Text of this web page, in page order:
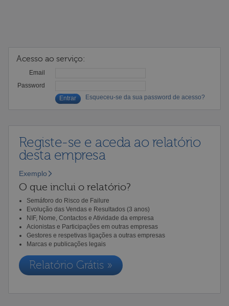
Acesso ao serviço:
Email
Password
Esqueceu-se da sua password de acesso?
Registe-se e aceda ao relatório
desta empresa
Exemplo
O que inclui o relatório?
Semáforo do Risco de Failure
Evolução das Vendas e Resultados (3 anos)
NIF, Nome, Contactos e Atividade da empresa
Acionistas e Participações em outras empresas
Gestores e respetivas ligações a outras empresas
Marcas e publicações legais
Relatório Grátis »